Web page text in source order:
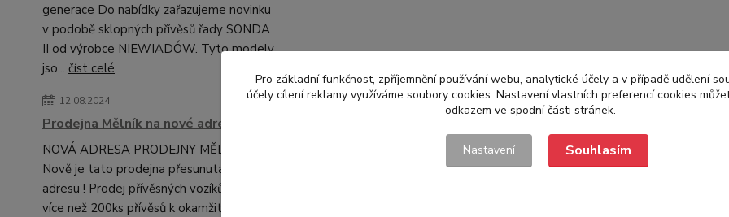
generace Do nabídky zařazujeme novinku
v podobě sklopných přívěsů řady SONDA
II od výrobce NIEWIADÓW. Tyto modely
jso... číst celé
12.08.2024
Prodejna Mělník na nové adrese!
NOVÁ ADRESA PRODEJNY MĚLNÍK!
Nově je tato prodejna přesunuta na novou
adresu ! Prodej přívěsných vozíků, skladem
více než 200ks přívěsů k okamžitému ...
Pro základní funkčnost, zpříjemnění používání webu, analytické účely a v případě udělení
účely cílení reklamy využíváme soubory cookies. Nastavení vlastních preferencí cookies
odkazem ve spodní části stránek.
Nastavení Souhlasím